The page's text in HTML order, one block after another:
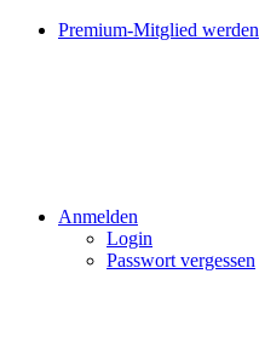
Premium-Mitglied werden
Anmelden
Login
Passwort vergessen